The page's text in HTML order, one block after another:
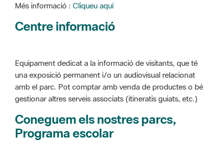
Més informació : Cliqueu aquí
Centre informació
Equipament dedicat a la informació de visitants, que té
una exposició permanent i/o un audiovisual relacionat
amb el parc. Pot comptar amb venda de productes o bé
gestionar altres serveis associats (itineratis guiats, etc.)
Coneguem els nostres parcs,
Programa escolar